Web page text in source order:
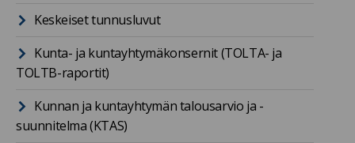
Keskeiset tunnusluvut
Kunta- ja kuntayhtymäkonsernit (TOLTA- ja
TOLTB-raportit)
Kunnan ja kuntayhtymän talousarvio ja -
suunnitelma (KTAS)